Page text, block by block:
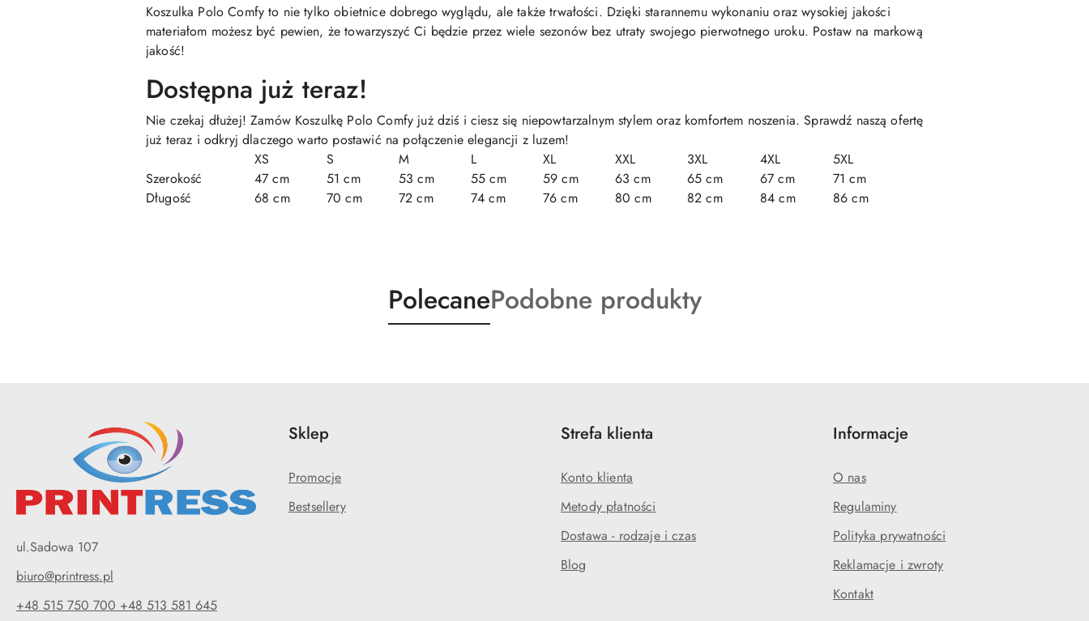
Koszulka Polo Comfy to nie tylko obietnice dobrego wyglądu, ale także trwałości. Dzięki starannemu wykonaniu oraz wysokiej jakości
materiałom możesz być pewien, że towarzyszyć Ci będzie przez wiele sezonów bez utraty swojego pierwotnego uroku. Postaw na markową
jakość!
Dostępna już teraz!
Nie czekaj dłużej! Zamów Koszulkę Polo Comfy już dziś i ciesz się niepowtarzalnym stylem oraz komfortem noszenia. Sprawdź naszą ofertę
już teraz i odkryj dlaczego warto postawić na połączenie elegancji z luzem!
XS
S M L XL XXL 3XL 4XL
5XL
Szerokość
47 cm 51 cm 53 cm 55 cm 59 cm 63 cm 65 cm 67 cm
71 cm
Długość
68 cm 70 cm 72 cm 74 cm 76 cm 80 cm 82 cm 84 cm 86 cm
Produkty
o
PolecaneProdukty
o
Podobne produkty
ul.Sadowa 107
biuro@printress.pl
+48 515 750 700 +48 513 581 645
Sklep
Promocje
Bestsellery
Strefa klienta
Konto klienta
Metody płatności
Dostawa - rodzaje i czas
Blog
Informacje
O nas
Regulaminy
Polityka prywatności
Reklamacje i zwroty
Kontakt